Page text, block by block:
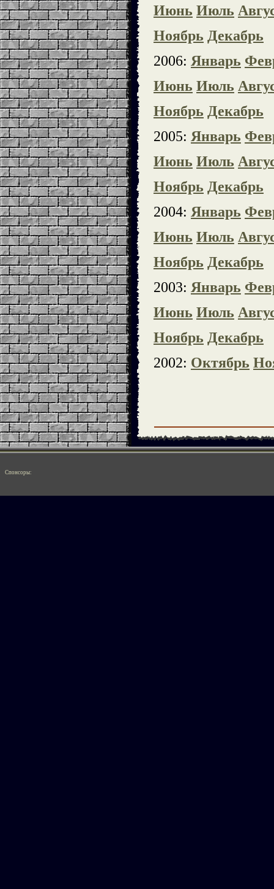
Июнь Июль
Ноябрь Декабрь
2006: Январь
Июнь Июль
Ноябрь Декабрь
2005: Январь
Июнь Июль
Ноябрь Декабрь
2004: Январь
Июнь Июль
Ноябрь Декабрь
2003: Январь
Июнь Июль
Ноябрь Декабрь
2002: Октябрь
Спонсоры: